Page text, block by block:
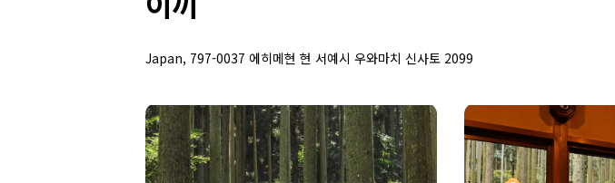
Japan, 797-0037 에히메현 현 서예시 우와마치 신사토 2099